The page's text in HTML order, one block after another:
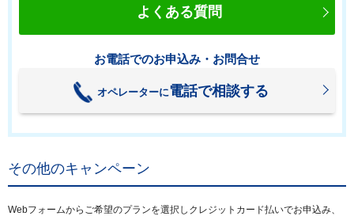
よくある質問
お電話でのお申込み・お問合せ
オペレーターに電話で相談する
その他のキャンペーン
Webフォームからご希望のプランを選択しクレジットカード払いでお申込み、